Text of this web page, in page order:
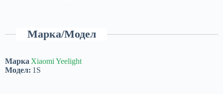
Марка/Модел
Марка Xiaomi Yeelight
Модел: 1S